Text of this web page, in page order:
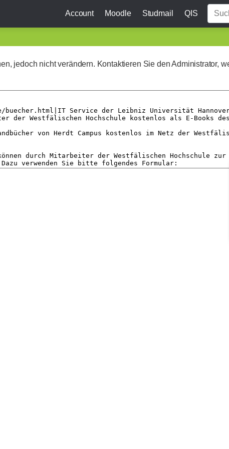
Account Moodle Studmail QIS
jedoch nicht verändern. Kontaktieren Sie den Administrator,